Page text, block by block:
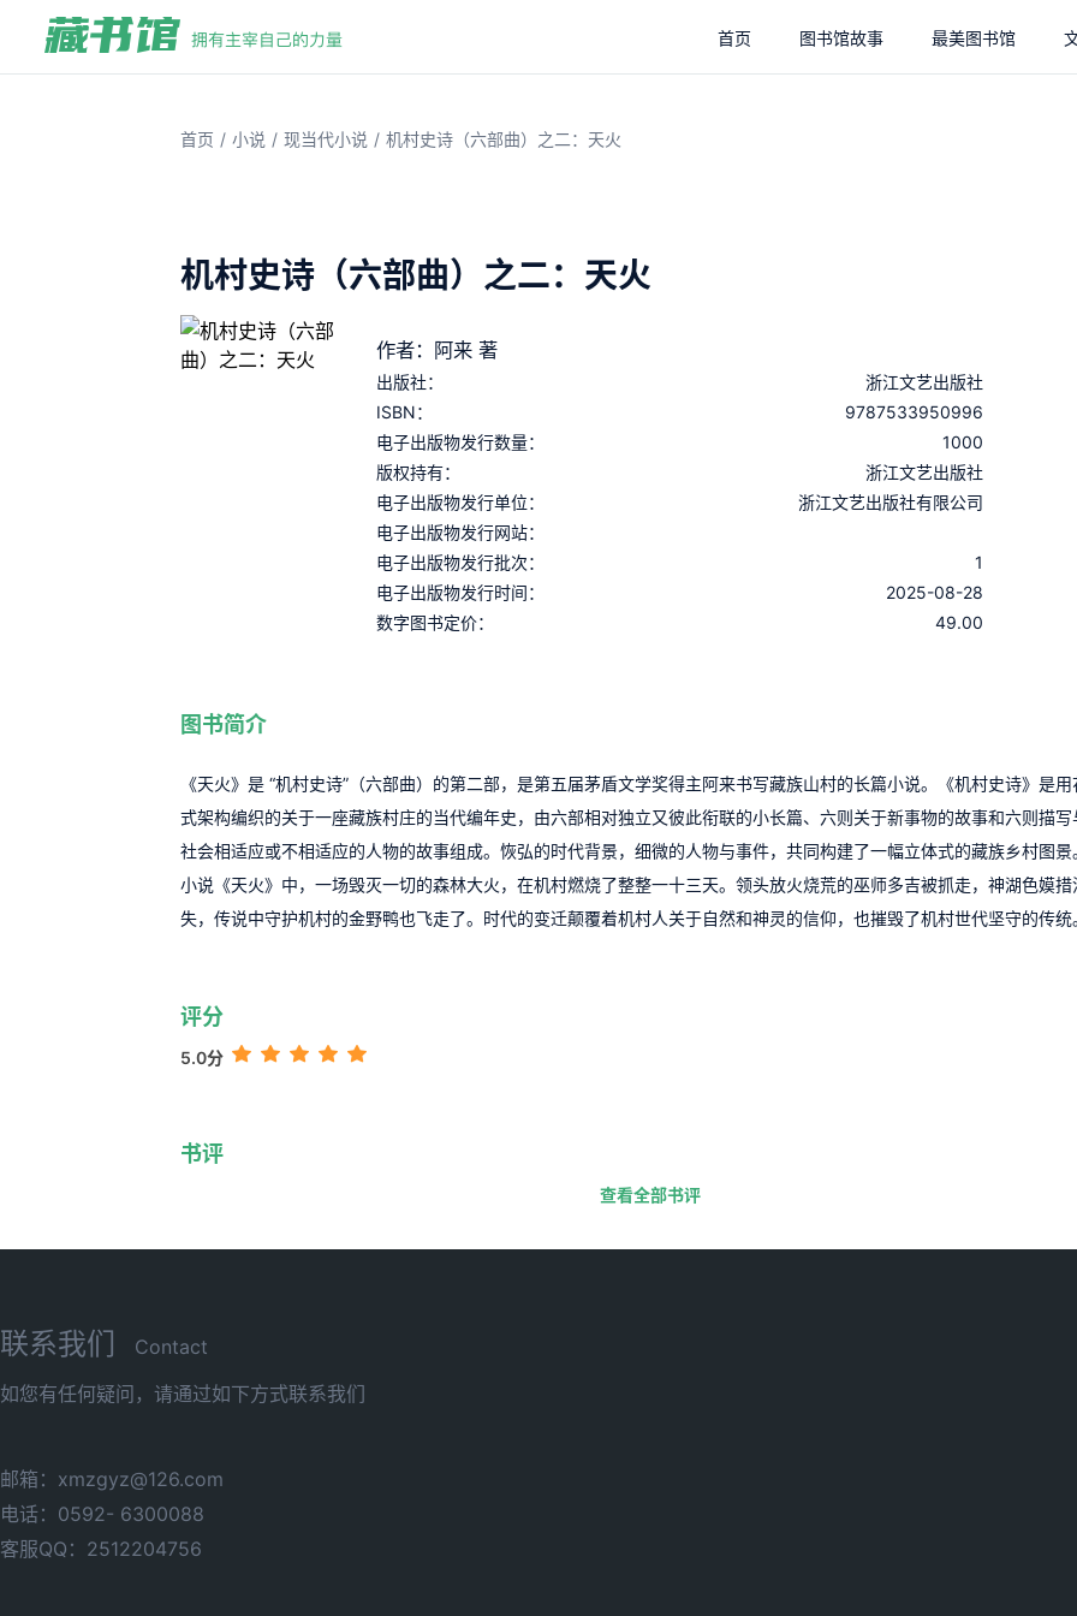
首页 图书馆故事 最美图书馆
首页 / 小说 / 现当代小说 / 机村史诗（六部曲）之二：天火
机村史诗（六部曲）之二：天火
作者：阿来 著
出版社：
浙江文艺出版社
ISBN：
9787533950996
电子出版物发行数量：
1000
版权持有：
浙江文艺出版社
电子出版物发行单位：
浙江文艺出版社有限公司
电子出版物发行网站：
电子出版物发行批次：
1
电子出版物发行时间：
2025-08-28
数字图书定价：
49.00
图书简介
《天火》是 “机村史诗”（六部曲）的第二部，是第五届茅盾文学奖得主阿来书写藏族山村的长篇小说。《机村史诗》是用
式架构编织的关于一座藏族村庄的当代编年史，由六部相对独立又彼此衔联的小长篇、六则关于新事物的故事和六则描写
社会相适应或不相适应的人物的故事组成。恢弘的时代背景，细微的人物与事件，共同构建了一幅立体式的藏族乡村图景
小说《天火》中，一场毁灭一切的森林大火，在机村燃烧了整整一十三天。领头放火烧荒的巫师多吉被抓走，神湖色嫫措
失，传说中守护机村的金野鸭也飞走了。时代的变迁颠覆着机村人关于自然和神灵的信仰，也摧毁了机村世代坚守的传统
评分
5.0分
书评
查看全部书评
联系我们
Contact
如您有任何疑问，请通过如下方式联系我们
邮箱：xmzgyz@126.com
电话：0592- 6300088
客服QQ：2512204756